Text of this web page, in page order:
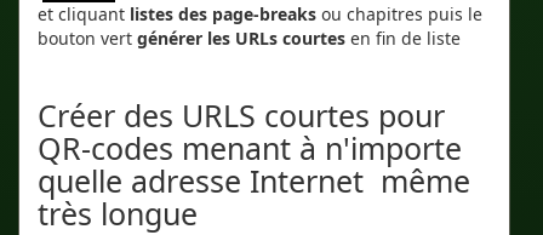
et cliquant listes des page-breaks ou chapitres puis le
bouton vert générer les URLs courtes en fin de liste
Créer des URLS courtes pour
QR-codes menant à n'importe
quelle adresse Internet même
très longue